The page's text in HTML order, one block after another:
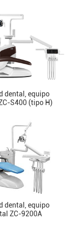
dental, equipo
S400 (tipo H)
dental, equipo
ZC-9200A